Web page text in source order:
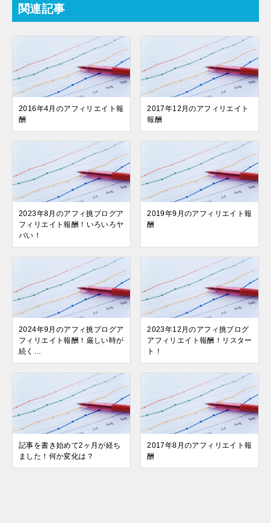
関連記事
2016年4月のアフィリエイト報
酬
2017年12月のアフィリエイト
報酬
2023年8月のアフィ挑ブログア
フィリエイト報酬！いろいろヤ
バい！
2019年9月のアフィリエイト報
酬
2024年9月のアフィ挑ブログア
フィリエイト報酬！厳しい時が
続く…
2023年12月のアフィ挑ブログ
アフィリエイト報酬！リスター
ト！
記事を書き始めて2ヶ月が経ち
ました！何か変化は？
2017年8月のアフィリエイト報
酬